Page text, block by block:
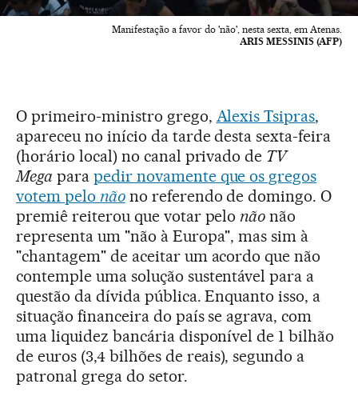
Manifestação a favor do 'não', nesta sexta, em Atenas.
ARIS MESSINIS (AFP)
O primeiro-ministro grego, Alexis Tsipras,
apareceu no início da tarde desta sexta-feira
(horário local) no canal privado de TV
Mega para pedir novamente que os gregos
votem pelo nãono referendo de domingo. O
premiê reiterou que votar pelonão não
representa um "não à Europa", mas sim à
"chantagem" de aceitar um acordo que não
contemple uma solução sustentável para a
questão da dívida pública. Enquanto isso, a
situação financeira do país se agrava, com
uma liquidez bancária disponível de 1 bilhão
de euros (3,4 bilhões de reais), segundo a
patronal grega do setor.